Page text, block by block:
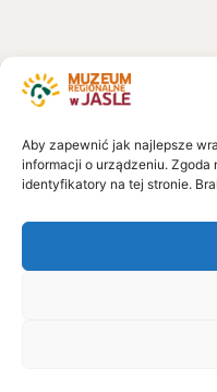
Aby zapewnić jak najlepsze
informacji o urządzeniu.
identyfikatory na tej stronie.